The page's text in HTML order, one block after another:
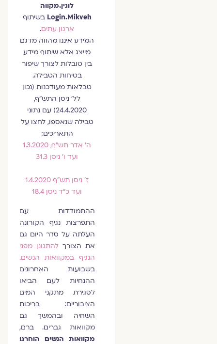
לוגין.מקווה
Login.Mikvehבשיתוף
ארגון עתים.
המידע איננו מהווה מדגם
מייצג אלא שיתוף מידע
בין טובלות לצורך שיפור
בטיחות הטבילה.
טבלאות מעודכנות (נכון
לל' ניסן התש"ף,
24.4.2020) עם נתוני
טבילה שנאספו, לחצו על
התאריכים:
ה' אדר תש"ף, 1.3.2020
ועד ו' ניסן 31.3
ז' ניסן תש"ף 1.4.2020
ועד כ"ד ניסן 18.4
ההתמודדות עם
התפרצות נגיף הקורונה
העלתה על סדר היום גם
את הצורךלהתגונן מפני
הנגיף במקוואות הנשים.
בשבועות האחרונים
ההנחיות לעם הביאו
לסגירת מתקני המים
הציבוריים: בריכות
השחיה ובהמשך גם
מקוואות גברים. ברם,
מקוואות הנשים הוחרגו